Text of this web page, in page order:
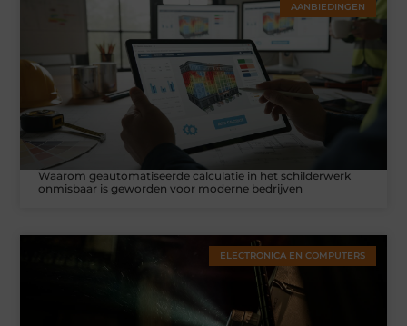
AANBIEDINGEN
Waarom geautomatiseerde calculatie in het schilderwerk
onmisbaar is geworden voor moderne bedrijven
ELECTRONICA EN COMPUTERS